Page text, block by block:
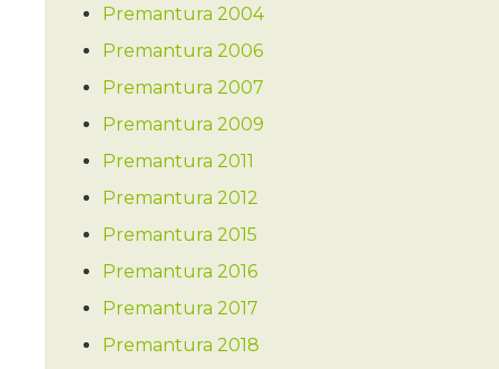
Premantura 2004
Premantura 2006
Premantura 2007
Premantura 2009
Premantura 2011
Premantura 2012
Premantura 2015
Premantura 2016
Premantura 2017
Premantura 2018